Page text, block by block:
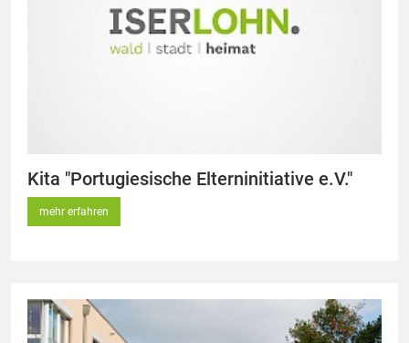
Kita "Portugiesische Elterninitiative e.V."
mehr erfahren